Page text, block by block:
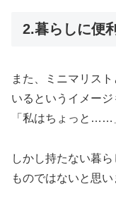
2.暮らしに便
また、ミニマリス
いるというイメージ
「私はちょっと……
しかし持たない暮
ものではないと思い